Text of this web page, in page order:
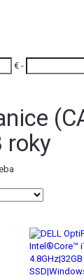
€ -
roky